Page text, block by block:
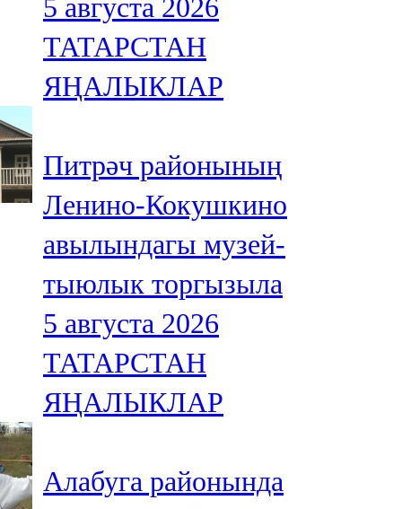
5 августа 2026
ТАТАРСТАН
ЯҢАЛЫКЛАР
Питрәч районының
Ленино-Кокушкино
авылындагы музей-
тыюлык торгызыла
5 августа 2026
ТАТАРСТАН
ЯҢАЛЫКЛАР
Алабуга районында